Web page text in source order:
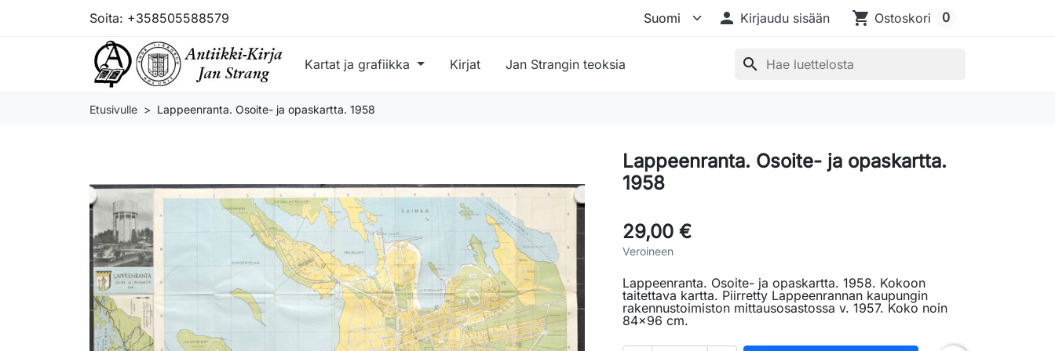
Soita: +358505588579  Kirjaudu sisään shopping_cart Ostoskori 0
Kartat ja grafiikka Kirjat Jan Strangin teoksia search
Etusivulle Lappeenranta. Osoite- ja opaskartta. 1958
Lappeenranta. Osoite- ja opaskartta.
1958
29,00 €
Veroineen
Lappeenranta. Osoite- ja opaskartta. 1958. Kokoon
taitettava kartta. Piirretty Lappeenrannan kaupungin
rakennustoimiston mittausosastossa v. 1957. Koko noin
84x96 cm.